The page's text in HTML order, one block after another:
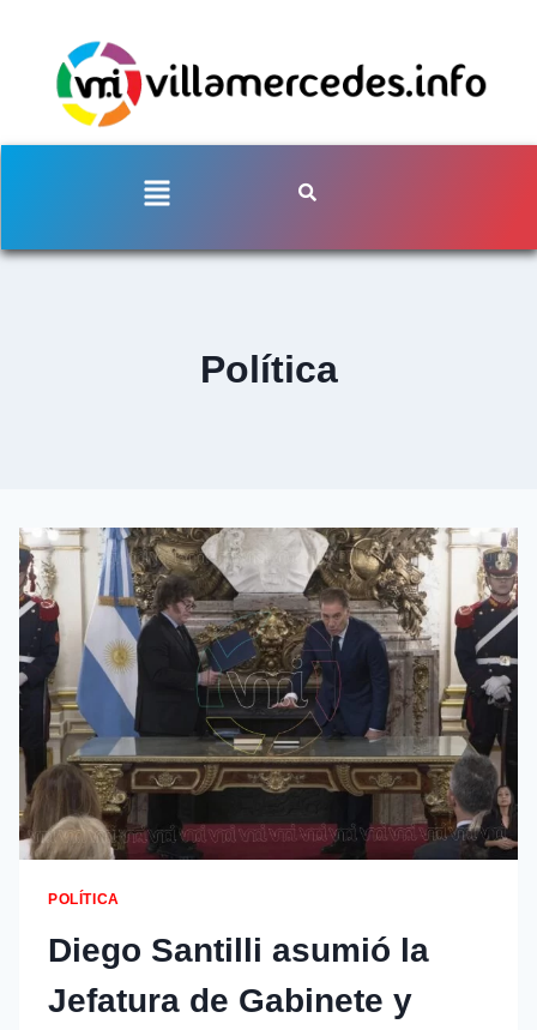
Política
POLÍTICA
Diego Santilli asumió la
Jefatura de Gabinete y